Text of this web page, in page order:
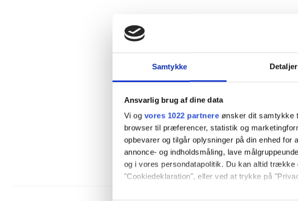
Samtykke Detaljer
Ansvarlig brug af dine data
Vi og vores 1022 partnere ønsker dit samtykke
browser til præferencer, statistik og
opbevarer og tilgår oplysninger på din enhed
annonce- og indholdsmåling, lave
og i vores persondatapolitik. Du kan altid
"Cookiedeklaration", eller ved at trykke på